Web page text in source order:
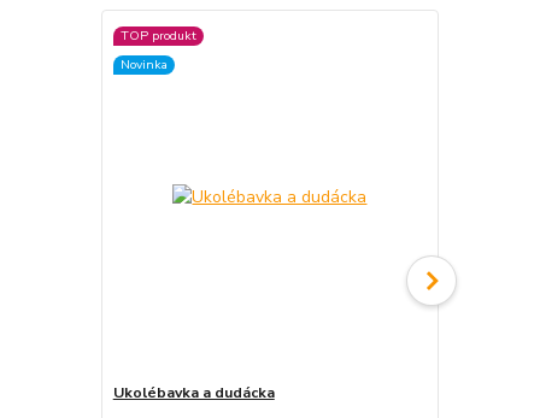
TOP produkt
Novinka
Ukolébavka a dudácka